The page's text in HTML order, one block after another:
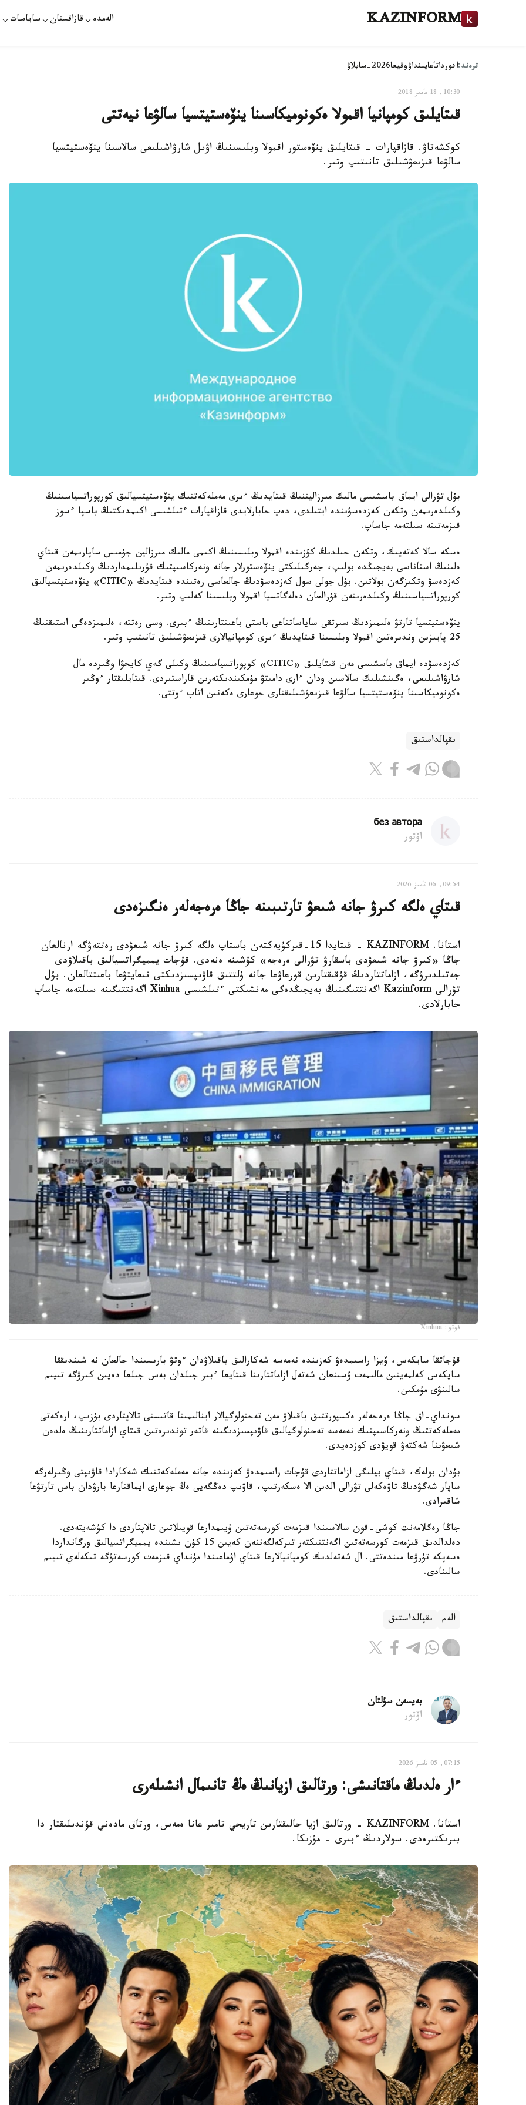
KAZINFORM الەمدە قازاقستان ساياسات
ترەند:اقورداتاعايىنداۋوقيعا2026-سايلاۋ
10:30, 18 مامىر 2018
قىتايلىق كومپانيا اقمولا ەكونوميكاسىنا ينۆەستيتسيا سالۋعا نيەتتى
كوكشەتاۋ. قازاقپارات - قىتايلىق ينۆەستور اقمولا وبلىسىنىڭ اۋىل شارۋاشىلىعى سالاسىنا ينۆەستيتسيا
سالۋعا قىزىعۋشىلىق تانىتىپ وتىر.
بۇل تۋرالى ايماق باسشىسى مالىك مىرزاليننىڭ قىتايدىڭ ءىرى مەملەكەتتىك ينۆەستيتسيالىق كورپوراتسياسىنىڭ
وكىلدەرىمەن وتكەن كەزدەسۋىندە ايتىلدى، دەپ حابارلايدى قازاقپارات ءتىلشىسى اكىمدىكتىڭ باسپا ءسوز
قىزمەتىنە سىلتەمە جاساپ.
ەسكە سالا كەتەيىك، وتكەن جىلدىڭ كۇزىندە اقمولا وبلىسىنىڭ اكىمى مالىك مىرزالين جۇمىس ساپارىمەن قىتاي
ەلىنىڭ استاناسى بەيجىڭدە بولىپ، جەرگىلىكتى ينۆەستورلار جانە ونەركاسىپتىك قۇرىلىمداردىڭ وكىلدەرىمەن
كەزدەسۋ وتكىزگەن بولاتىن. بۇل جولى سول كەزدەسۋدىڭ جالعاسى رەتىندە قىتايدىڭ «CITIC» ينۆەستيتسيالىق
كورپوراتسياسىنىڭ وكىلدەرىنەن قۇرالعان دەلەگاتسيا اقمولا وبلىسىنا كەلىپ وتىر.
ينۆەستيتسيا تارتۋ ەلىمىزدىڭ سىرتقى ساياساتتاعى باستى باعىتتارىنىڭ ءبىرى. وسى رەتتە، ەلىمىزدەگى استىقتىڭ
25 پايىزىن وندىرەتىن اقمولا وبلىسىنا قىتايدىڭ ءىرى كومپانيالارى قىزىعۋشىلىق تانىتىپ وتىر.
كەزدەسۋدە ايماق باسشىسى مەن قىتايلىق «CITIC» كوپوراتسياسىنىڭ وكىلى گەي كايحۋا وڭىردە مال
شارۋاشىلىعى، ەگىنشىلىك سالاسىن ودان ءارى دامىتۋ مۇمكىندىكتەرىن قاراستىردى. قىتايلىقتار ءوڭىر
ەكونوميكاسىنا ينۆەستيتسيا سالۋعا قىزىعۋشىلىقتارى جوعارى ەكەنىن اتاپ ءوتتى.
ىقپالداستىق
без автора
اۆتور
09:54, 06 تامىز 2026
قىتاي ەلگە كىرۋ جانە شىعۋ تارتىبىنە جاڭا ەرەجەلەر ەنگىزەدى
استانا. KAZINFORM - قىتايدا 15-قىركۇيەكتەن باستاپ ەلگە كىرۋ جانە شىعۋدى رەتتەۋگە ارنالعان
جاڭا «كىرۋ جانە شىعۋدى باسقارۋ تۋرالى ەرەجە» كۇشىنە ەنەدى. قۇجات يمميگراتسيالىق باقىلاۋدى
جەتىلدىرۋگە، ازاماتتاردىڭ قۇقىقتارىن قورعاۋعا جانە ۇلتتىق قاۋىپسىزدىكتى نىعايتۋعا باعىتتالعان. بۇل
تۋرالى Kazinform اگەنتتىگىنىڭ بەيجىڭدەگى مەنشىكتى ءتىلشىسى Xinhua اگەنتتىگىنە سىلتەمە جاساپ
حابارلادى.
فوتو: Xinhua
قۇجاتقا سايكەس، ۆيزا راسىمدەۋ كەزىندە نەمەسە شەكارالىق باقىلاۋدان ءوتۋ بارىسىندا جالعان نە شىندىققا
سايكەس كەلمەيتىن مالىمەت ۇسىنعان شەتەل ازاماتتارىنا قىتايعا ءبىر جىلدان بەس جىلعا دەيىن كىرۋگە تىيىم
سالىنۋى مۇمكىن.
سونداي-اق جاڭا ەرەجەلەر ەكسپورتتىق باقىلاۋ مەن تەحنولوگيالار اينالىمىنا قاتىستى تالاپتاردى بۇزىپ، ارەكەتى
مەملەكەتتىڭ ونەركاسىپتىك نەمەسە تەحنولوگيالىق قاۋىپسىزدىگىنە قاتەر توندىرەتىن قىتاي ازاماتتارىنىڭ ەلدەن
شىعۋىنا شەكتەۋ قويۋدى كوزدەيدى.
بۇدان بولەك، قىتاي بيلىگى ازاماتتاردى قۇجات راسىمدەۋ كەزىندە جانە مەملەكەتتىك شەكارادا قاۋىپتى وڭىرلەرگە
ساپار شەگۋدىڭ تاۋەكەلى تۋرالى الدىن الا ەسكەرتىپ، قاۋىپ دەڭگەيى ەڭ جوعارى ايماقتارعا بارۋدان باس تارتۋعا
شاقىرادى.
جاڭا رەگلامەنت كوشى-قون سالاسىندا قىزمەت كورسەتەتىن ۇيىمدارعا قويىلاتىن تالاپتاردى دا كۇشەيتەدى.
دەلدالدىق قىزمەت كورسەتەتىن اگەنتتىكتەر تىركەلگەننەن كەيىن 15 كۇن ىشىندە يمميگراتسيالىق ورگانداردا
ەسەپكە تۇرۋعا مىندەتتى. ال شەتەلدىك كومپانيالارعا قىتاي اۋماعىندا مۇنداي قىزمەت كورسەتۋگە تىكەلەي تىيىم
سالىنادى.
الەم ىقپالداستىق
بەيسەن سۇلتان
اۆتور
07:15, 05 تامىز 2026
ءار ەلدىڭ ماقتانىشى: ورتالىق ازيانىڭ ەڭ تانىمال انشىلەرى
استانا. KAZINFORM - ورتالىق ازيا حالىقتارىن تاريحي تامىر عانا ەمەس، ورتاق مادەني قۇندىلىقتار دا
بىرىكتىرەدى. سولاردىڭ ءبىرى – مۋزىكا.